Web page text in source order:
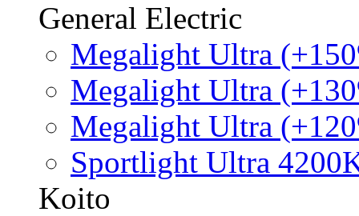
General Electric
Megalight Ultra
Megalight Ultra
Megalight Ultra
Sportlight Ultra
Koito